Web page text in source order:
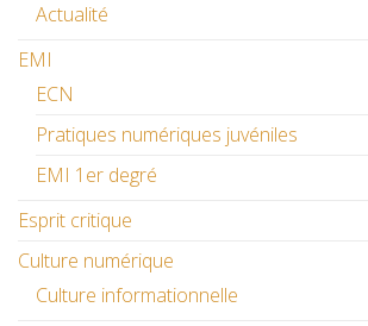
Actualité
EMI
ECN
Pratiques numériques juvéniles
EMI 1er degré
Esprit critique
Culture numérique
Culture informationnelle